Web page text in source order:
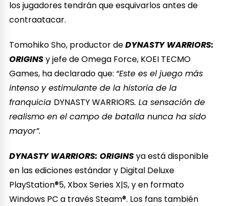
los jugadores tendrán que esquivarlos antes de
contraatacar.
Tomohiko Sho, productor deDYNASTY WARRIORS:
ORIGINSy jefe de Omega Force, KOEI TECMO
Games, ha declarado que: “Este es el juego más
intenso y estimulante de la historia de la
franquicia DYNASTY WARRIORS. La sensación de
realismo en el campo de batalla nunca ha sido
mayor”.
DYNASTY WARRIORS: ORIGINSya está disponible
en las ediciones estándar y Digital Deluxe
PlayStation®5, Xbox Series X|S, y en formato
Windows PC a través Steam®. Los fans también